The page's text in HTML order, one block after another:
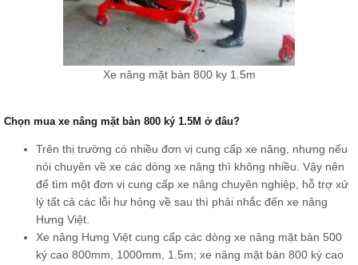
Xe nâng mặt bàn 800 ky 1.5m
Chọn mua xe nâng mặt bàn 800 ký 1.5M ở đâu?
Trên thị trường có nhiều đơn vị cung cấp xe nâng, nhưng nếu
nói chuyên về xe các dòng xe nâng thì không nhiều. Vậy nên
để tìm một đơn vị cung cấp xe nâng chuyên nghiệp, hỗ trợ xử
lý tất cả các lỗi hư hỏng về sau thì phải nhắc đến xe nâng
Hưng Việt.
Xe nâng Hưng Việt cung cấp các dòng xe nâng mặt bàn 500
ký cao 800mm, 1000mm, 1.5m; xe nâng mặt bàn 800 ký cao